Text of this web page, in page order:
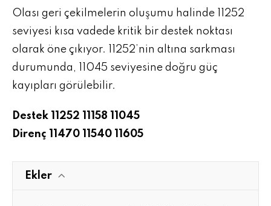
Olası geri çekilmelerin oluşumu halinde 11252
seviyesi kısa vadede kritik bir destek noktası
olarak öne çıkıyor. 11252’nin altına sarkması
durumunda, 11045 seviyesine doğru güç
kayıpları görülebilir.
Destek 11252 11158 11045
Direnç 11470 11540 11605
Ekler